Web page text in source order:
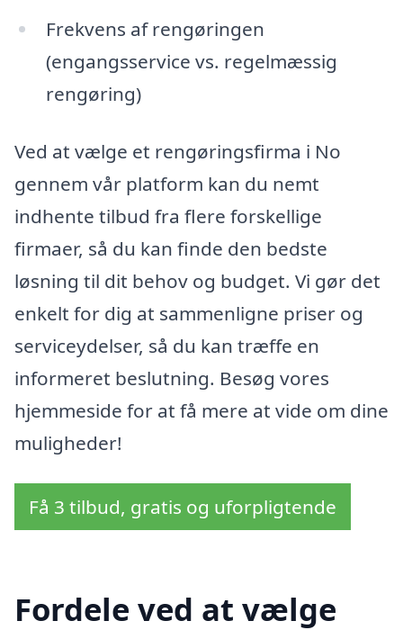
Frekvens af rengøringen
(engangsservice vs. regelmæssig
rengøring)
Ved at vælge et rengøringsfirma i No
gennem vår platform kan du nemt
indhente tilbud fra flere forskellige
firmaer, så du kan finde den bedste
løsning til dit behov og budget. Vi gør det
enkelt for dig at sammenligne priser og
serviceydelser, så du kan træffe en
informeret beslutning. Besøg vores
hjemmeside for at få mere at vide om dine
muligheder!
Få 3 tilbud, gratis og uforpligtende
Fordele ved at vælge